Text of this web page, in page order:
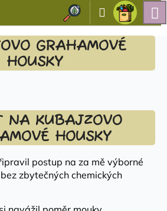
Hledat Přihlášení
košík
GRAHAMOVÉ
HOUSKY
NA KUBAJZOVO
HOUSKY
postup na za mě výborné
zbytečných chemických